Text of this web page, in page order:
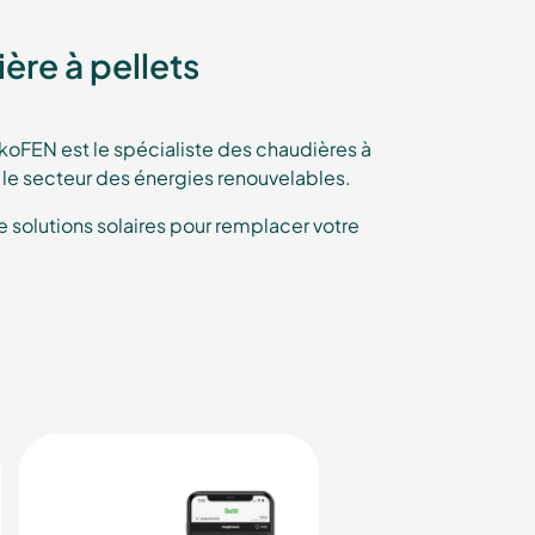
à pellets
est le spécialiste des chaudières à
secteur des énergies renouvelables.
solaires pour remplacer votre